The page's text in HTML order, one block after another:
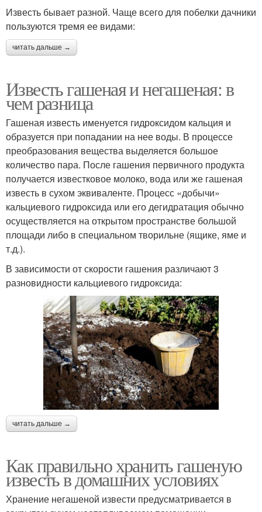
Известь бывает разной. Чаще всего для побелки дачники
пользуются тремя ее видами:
читать дальше →
Известь гашеная и негашеная: в
чем разница
Гашеная известь именуется гидроксидом кальция и
образуется при попадании на нее воды. В процессе
преобразования вещества выделяется большое
количество пара. После гашения первичного продукта
получается известковое молоко, вода или же гашеная
известь в сухом эквиваленте. Процесс «добычи»
кальциевого гидроксида или его дегидратация обычно
осуществляется на открытом пространстве большой
площади либо в специальном творильне (ящике, яме и
т.д.).
В зависимости от скорости гашения различают 3
разновидности кальциевого гидроксида:
читать дальше →
Как правильно хранить гашеную
известь в домашних условиях
Хранение негашеной извести предусматривается в